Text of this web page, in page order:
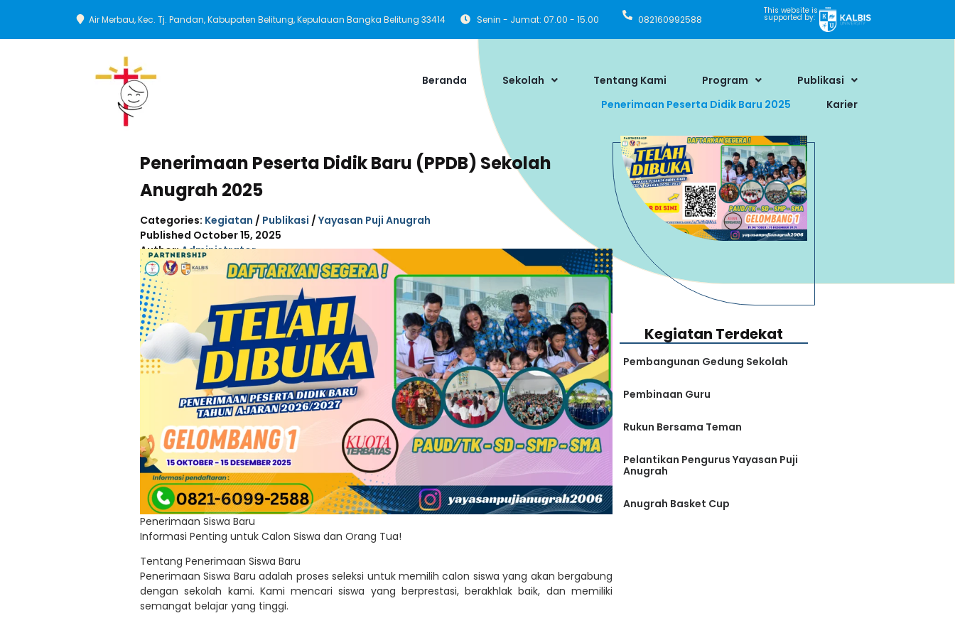
Air Merbau, Kec. Tj. Pandan, Kabupaten Belitung, Kepulauan Bangka Belitung 33414 Senin - Jumat: 07.00 - 15.00 082160992588
This website is
supported by:
Beranda Sekolah Tentang Kami Program
Publikasi
Penerimaan Peserta Didik Baru 2025
Karier
Penerimaan Peserta Didik Baru (PPDB) Sekolah
Anugrah 2025
Categories: Kegiatan / Publikasi / Yayasan Puji Anugrah
Published October 15, 2025
Author:Administrator
Penerimaan Siswa Baru
Informasi Penting untuk Calon Siswa dan Orang Tua!
Tentang Penerimaan Siswa Baru
Penerimaan Siswa Baru adalah proses seleksi untuk memilih calon siswa yang akan bergabung
dengan sekolah kami. Kami mencari siswa yang berprestasi, berakhlak baik, dan memiliki
semangat belajar yang tinggi.
Kegiatan Terdekat
Pembangunan Gedung Sekolah
Pembinaan Guru
Rukun Bersama Teman
Pelantikan Pengurus Yayasan Puji
Anugrah
Anugrah Basket Cup